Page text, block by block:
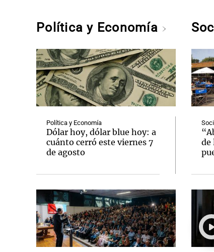
Política y Economía
Política y Economía
Dólar hoy, dólar blue hoy: a
cuánto cerró este viernes 7
de agosto
de